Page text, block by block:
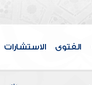
الفتوى الاستشارات